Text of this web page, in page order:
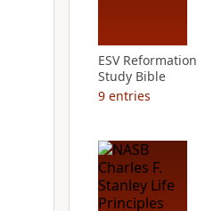
ESV Reformation
Study Bible
9 entries